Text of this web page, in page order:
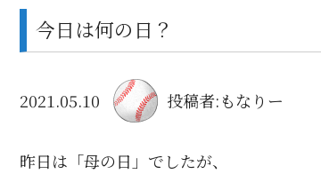
今日は何の日？
2021.05.10 投稿者:もなりー
昨日は「母の日」でしたが、